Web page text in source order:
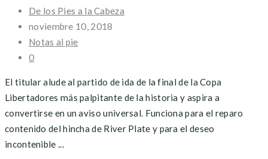
De los Pies a la Cabeza
noviembre 10, 2018
Notas al pie
0
El titular alude al partido de ida de la final de la Copa
Libertadores más palpitante de la historia y aspira a
convertirse en un aviso universal. Funciona para el reparo
contenido del hincha de River Plate y para el deseo
incontenible ...